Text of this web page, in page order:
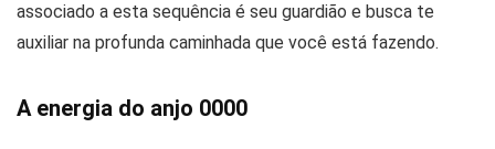
associado a esta sequência é seu guardião e busca te
auxiliar na profunda caminhada que você está fazendo.
A energia do anjo 0000